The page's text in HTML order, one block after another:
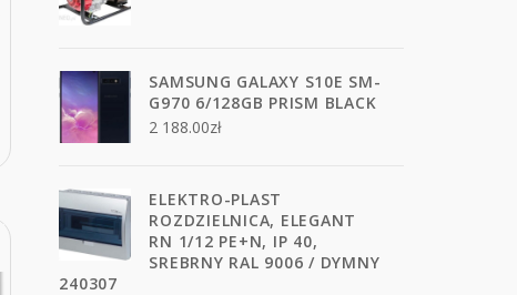
SAMSUNG GALAXY S10E SM-
G970 6/128GB PRISM BLACK
2 188.00zł
ELEKTRO-PLAST
ROZDZIELNICA, ELEGANT
RN 1/12 PE+N, IP 40,
SREBRNY RAL 9006 / DYMNY
240307